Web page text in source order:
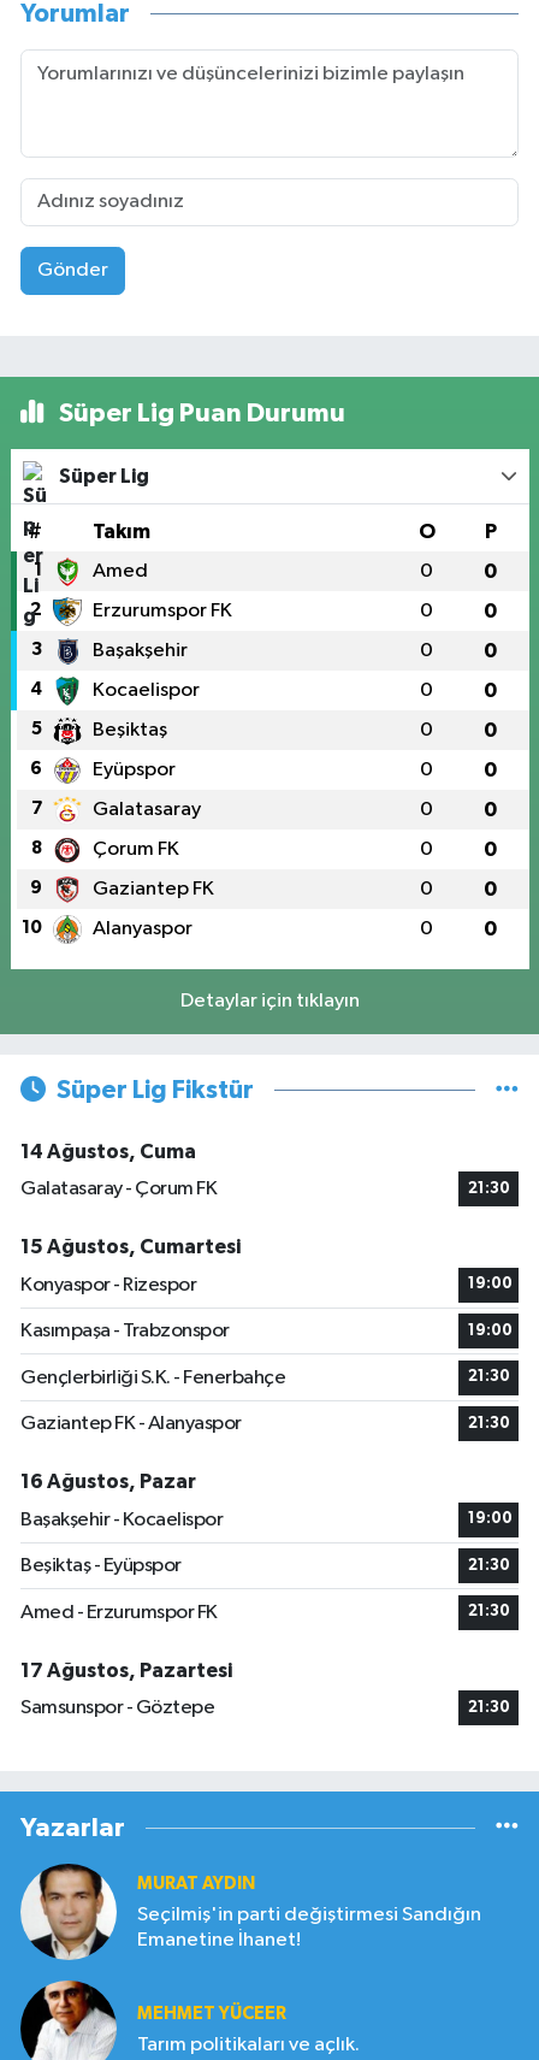
Yorumlar
Gönder
Süper Lig Puan Durumu
Süper Lig
# Takım O P
1 Amed 0 0
2 Erzurumspor FK 0 0
3 Başakşehir 0 0
4 Kocaelispor 0 0
5 Beşiktaş 0 0
6 Eyüpspor 0 0
7 Galatasaray 0 0
8 Çorum FK 0 0
9 Gaziantep FK 0 0
10 Alanyaspor 0 0
Detaylar için tıklayın
Süper Lig Fikstür
14 Ağustos, Cuma
Galatasaray - Çorum FK
21:30
15 Ağustos, Cumartesi
Konyaspor - Rizespor
19:00
Kasımpaşa - Trabzonspor 19:00
Gençlerbirliği S.K. - Fenerbahçe 21:30
Gaziantep FK - Alanyaspor 21:30
16 Ağustos, Pazar
Başakşehir - Kocaelispor
19:00
Beşiktaş - Eyüpspor 21:30
Amed - Erzurumspor FK 21:30
17 Ağustos, Pazartesi
Samsunspor - Göztepe
21:30
Yazarlar
MURAT AYDIN
Seçilmiş'in parti değiştirmesi Sandığın
Emanetine İhanet!
MEHMET YÜCEER
Tarım politikaları ve açlık.